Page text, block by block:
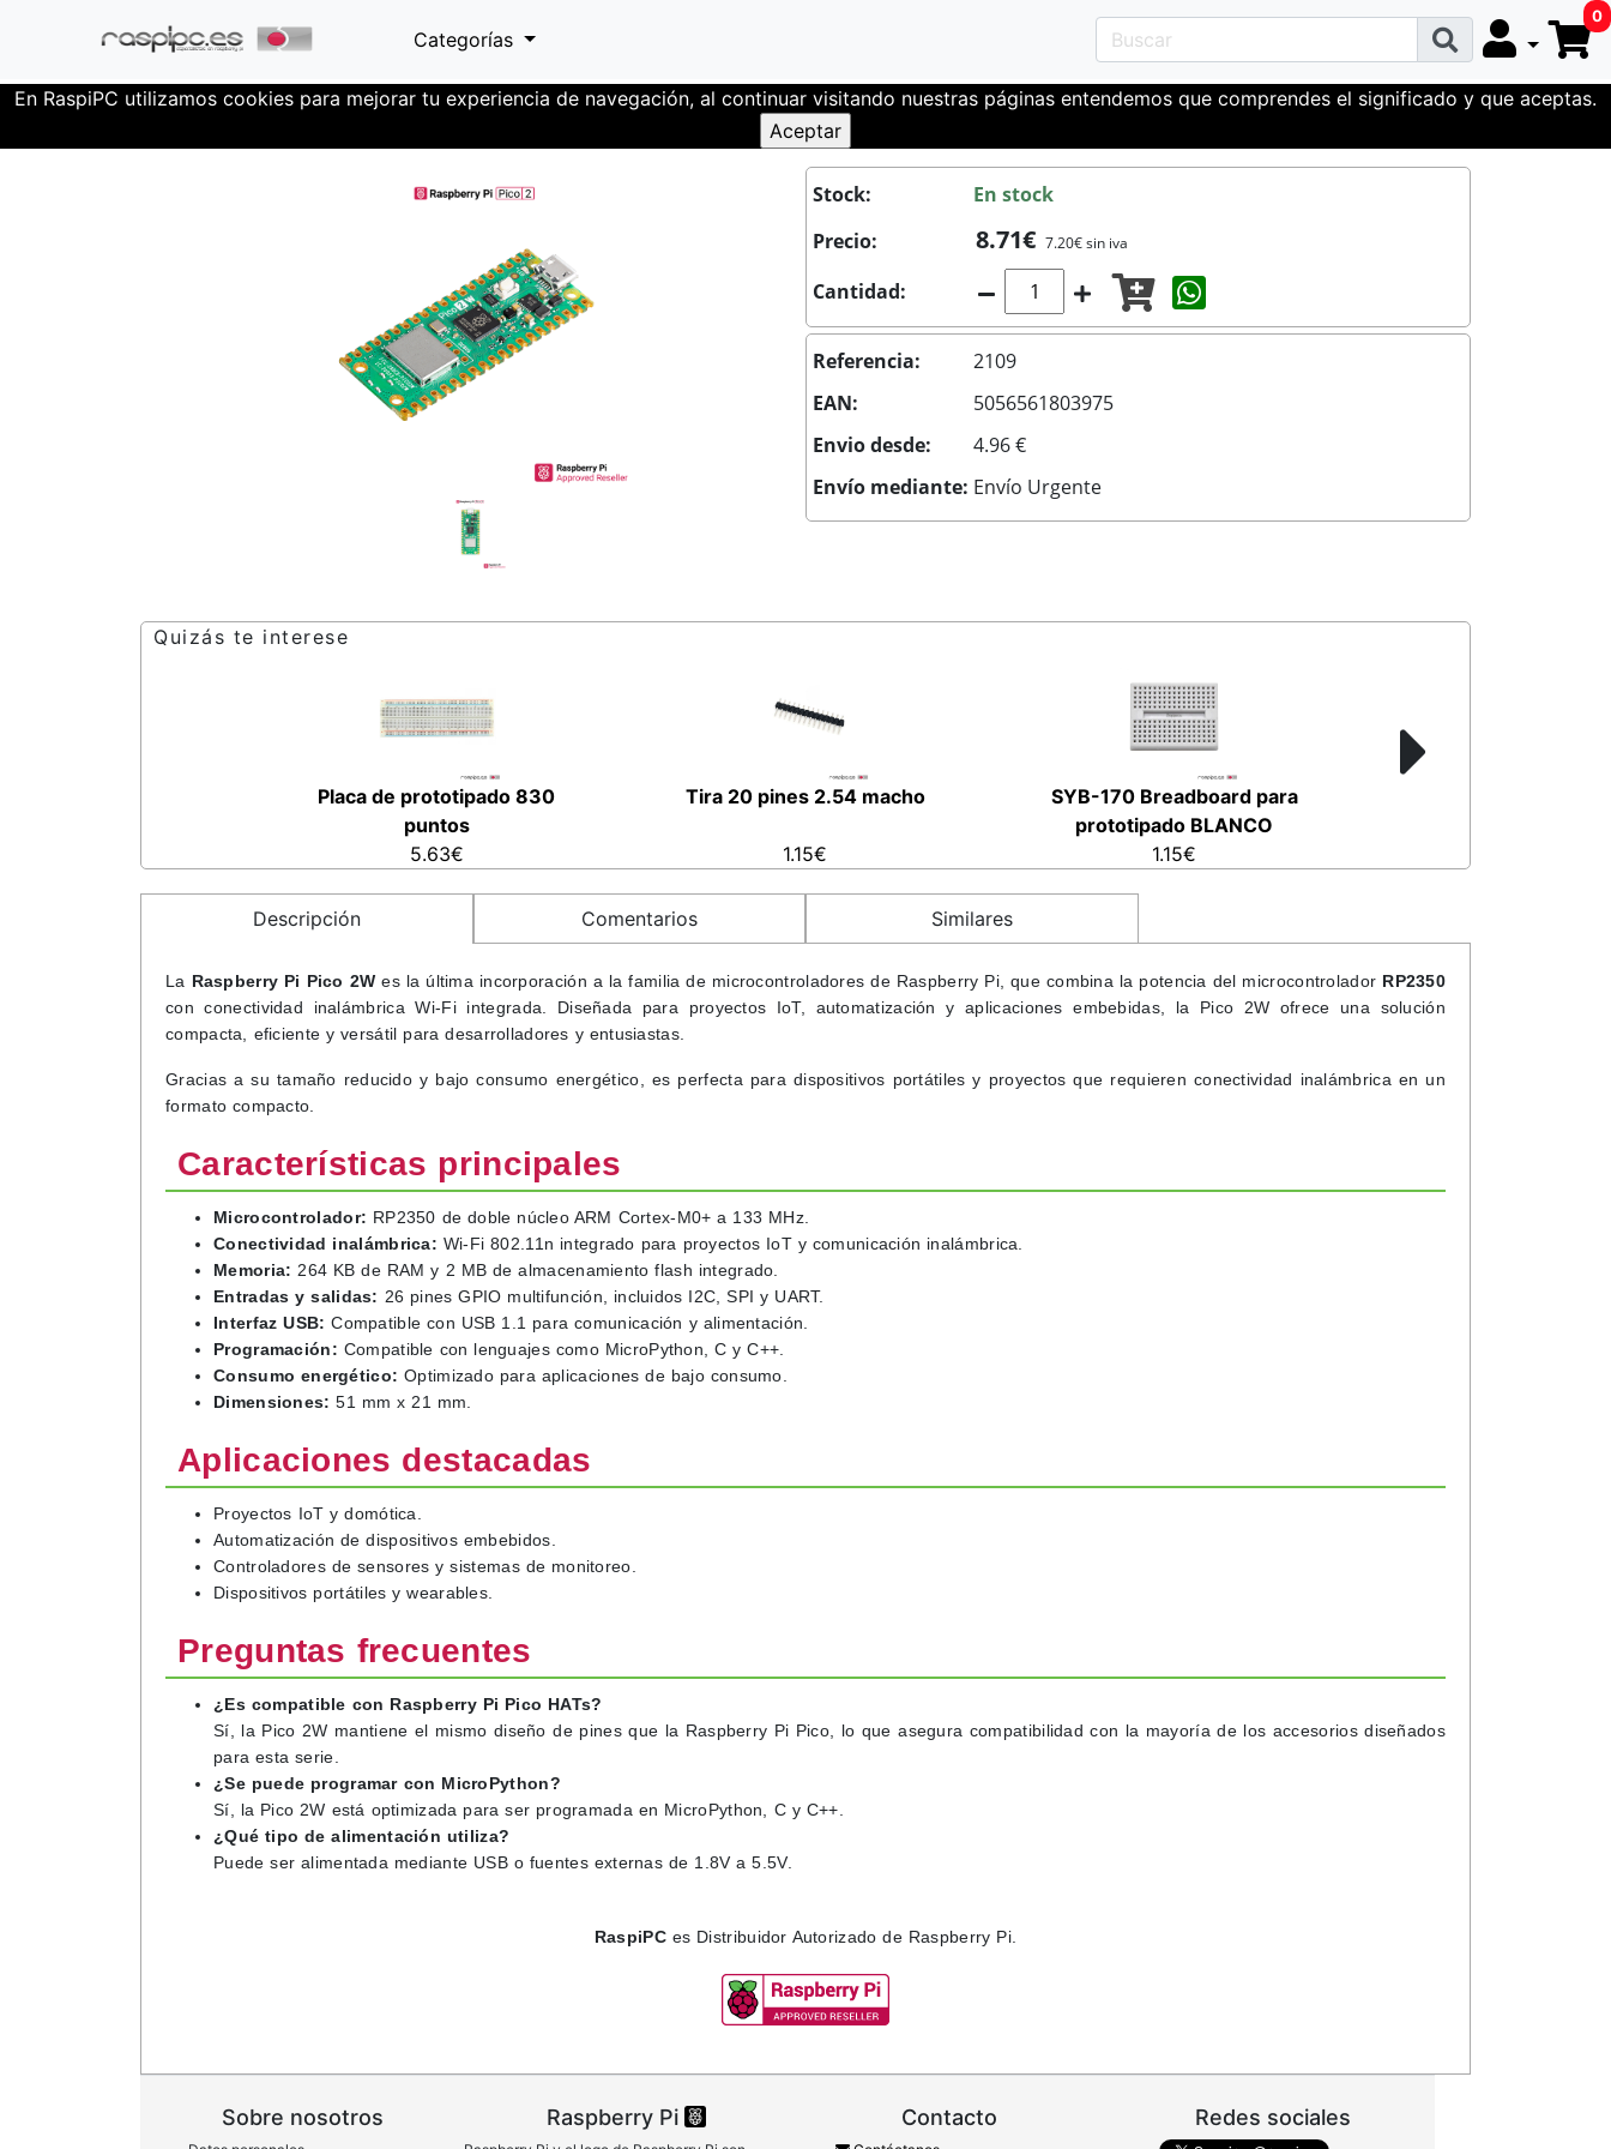
En RaspiPC utilizamos cookies para mejorar tu experiencia de navegación, al continuar visitando nuestras páginas entendemos que comprendes el significado y que aceptas.
Categorías
0
Mini-PCs Raspberry PICO Raspberry Pi Pico 2W
Stock:
En stock
Precio:
8.71€ 7.20€ sin iva
Cantidad: Compartir con un amigo
Referencia:
2109
EAN:
5056561803975
Envio desde:
4.96 €
Envío mediante: Envío Urgente
Quizás te interese
Placa de prototipado 830
puntos
5.63€
Tira 20 pines 2.54 macho
1.15€
SYB-170 Breadboard para
prototipado BLANCO
1.15€
Descripción Comentarios Similares
La Raspberry Pi Pico 2W es la última incorporación a la familia de microcontroladores de Raspberry Pi, que combina la potencia del microcontrolador RP2350
con conectividad inalámbrica Wi-Fi integrada. Diseñada para proyectos IoT, automatización y aplicaciones embebidas, la Pico 2W ofrece una solución
compacta, eficiente y versátil para desarrolladores y entusiastas.
Gracias a su tamaño reducido y bajo consumo energético, es perfecta para dispositivos portátiles y proyectos que requieren conectividad inalámbrica en un
formato compacto.
Características principales
Microcontrolador: RP2350 de doble núcleo ARM Cortex-M0+ a 133 MHz.
Conectividad inalámbrica: Wi-Fi 802.11n integrado para proyectos IoT y comunicación inalámbrica.
Memoria: 264 KB de RAM y 2 MB de almacenamiento flash integrado.
Entradas y salidas: 26 pines GPIO multifunción, incluidos I2C, SPI y UART.
Interfaz USB: Compatible con USB 1.1 para comunicación y alimentación.
Programación: Compatible con lenguajes como MicroPython, C y C++.
Consumo energético: Optimizado para aplicaciones de bajo consumo.
Dimensiones: 51 mm x 21 mm.
Aplicaciones destacadas
Proyectos IoT y domótica.
Automatización de dispositivos embebidos.
Controladores de sensores y sistemas de monitoreo.
Dispositivos portátiles y wearables.
Preguntas frecuentes
¿Es compatible con Raspberry Pi Pico HATs?
Sí, la Pico 2W mantiene el mismo diseño de pines que la Raspberry Pi Pico, lo que asegura compatibilidad con la mayoría de los accesorios diseñados
para esta serie.
¿Se puede programar con MicroPython?
Sí, la Pico 2W está optimizada para ser programada en MicroPython, C y C++.
¿Qué tipo de alimentación utiliza?
Puede ser alimentada mediante USB o fuentes externas de 1.8V a 5.5V.
RaspiPCes Distribuidor Autorizado de Raspberry Pi.
Sobre nosotros Raspberry Pi Contacto Redes sociales